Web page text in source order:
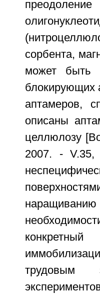
сорбента,
может быть
блокирующих
аптамеров,
описаны
целлюлозу
2007. -
трудовым